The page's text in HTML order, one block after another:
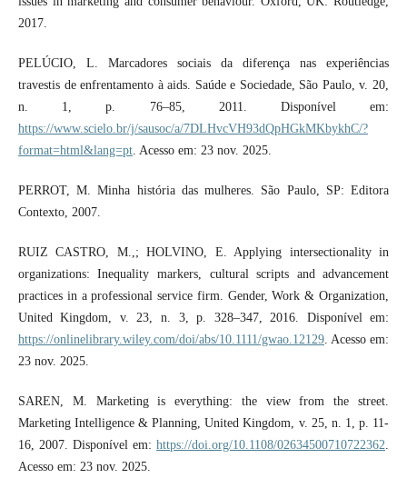
2017.
PELÚCIO, L. Marcadores sociais da diferença nas experiências
travestis de enfrentamento à aids. Saúde e Sociedade, São Paulo, v. 20,
n. 1, p. 76–85, 2011. Disponível em:
https://www.scielo.br/j/sausoc/a/7DLHvcVH93dQpHGkMKbykhC/?
format=html&lang=pt. Acesso em: 23 nov. 2025.
PERROT, M. Minha história das mulheres. São Paulo, SP: Editora
Contexto, 2007.
RUIZ CASTRO, M.,; HOLVINO, E. Applying intersectionality in
organizations: Inequality markers, cultural scripts and advancement
practices in a professional service firm. Gender, Work & Organization,
United Kingdom, v. 23, n. 3, p. 328–347, 2016. Disponível em:
https://onlinelibrary.wiley.com/doi/abs/10.1111/gwao.12129. Acesso em:
23 nov. 2025.
SAREN, M. Marketing is everything: the view from the street.
Marketing Intelligence & Planning, United Kingdom, v. 25, n. 1, p. 11-
16, 2007. Disponível em:https://doi.org/10.1108/02634500710722362
Acesso em: 23 nov. 2025.